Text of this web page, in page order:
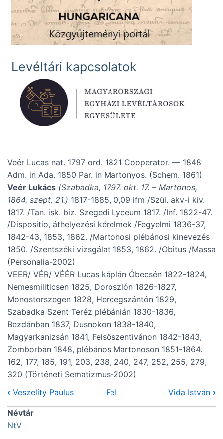
Levéltári kapcsolatok
Veér Lucas nat. 1797 ord. 1821 Cooperator. — 1848
Adm. in Ada. 1850 Par. in Martonyos. (Schem. 1861)
Veér Lukács (Szabadka, 1797. okt. 17. – Martonos,
1864. szept. 21.) 1817-1885, 0,09 ifm /Szül. akv-i kiv.
1817. /Tan. isk. biz. Szegedi Lyceum 1817. /Inf. 1822-47.
/Dispositio, áthelyezési kérelmek /Fegyelmi 1836-37,
1842-43, 1853, 1862. /Martonosi plébánosi kinevezés
1850. /Szentszéki vizsgálat 1853, 1862. /Obitus /Massa
(Personalia-2002)
VEER/ VÉR/ VÉÉR Lucas káplán Óbecsén 1822-1824,
Nemesmiliticsen 1825, Doroszlón 1826-1827,
Monostorszegen 1828, Hercegszántón 1829,
Szabadka Szent Teréz plébánián 1830-1836,
Bezdánban 1837, Dusnokon 1838-1840,
Magyarkanizsán 1841, Felsőszentivánon 1842-1843,
Zomborban 1848, plébános Martonoson 1851-1864.
162, 177, 185, 191, 203, 238, 240, 247, 252, 255, 279,
320 (Történeti Sematizmus-2002)
‹ Veszelity Paulus Fel Vida István ›
Névtár
NtV